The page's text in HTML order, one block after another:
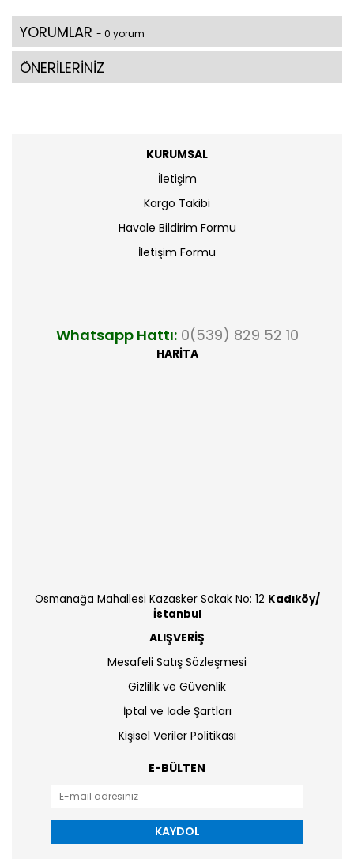
YORUMLAR - 0 yorum
ÖNERİLERİNİZ
KURUMSAL
İletişim
Kargo Takibi
Havale Bildirim Formu
İletişim Formu
Whatsapp Hattı: 0(539) 829 52 10
HARİTA
Osmanağa Mahallesi Kazasker Sokak No: 12 Kadıköy/
İstanbul
ALIŞVERİŞ
Mesafeli Satış Sözleşmesi
Gizlilik ve Güvenlik
İptal ve İade Şartları
Kişisel Veriler Politikası
E-BÜLTEN
KAYDOL